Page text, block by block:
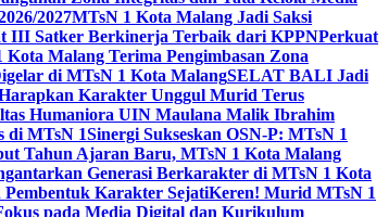
2027MTsN 1 Kota Malang Jadi Saksi
III Satker Berkinerja Terbaik dari KPPNPerkuat
Malang Terima Pengimbasan Zona
di MTsN 1 Kota MalangSELAT BALI Jadi
Karakter Unggul Murid Terus
Humaniora UIN Maulana Malik Ibrahim
di MTsN 1Sinergi Sukseskan OSN-P: MTsN 1
Tahun Ajaran Baru, MTsN 1 Kota Malang
Generasi Berkarakter di MTsN 1 Kota
Karakter SejatiKeren! Murid MTsN 1
pada Media Digital dan Kurikulum